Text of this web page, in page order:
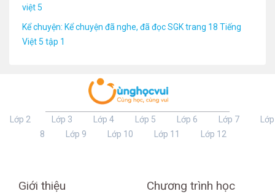
việt 5
Kể chuyện: Kể chuyện đã nghe, đã đọc SGK trang 18 Tiếng
Việt 5 tập 1
Lớp 2 Lớp 3 Lớp 4 Lớp 5 Lớp 6 Lớp 7
Lớp
8
Lớp 9 Lớp 10 Lớp 11 Lớp 12
Giới thiệu Chương trình học